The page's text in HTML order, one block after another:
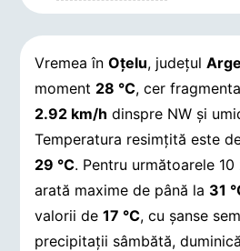
Vremea înOţelu, județul
moment 28 °C, cer
2.92 km/h dinspre NW și
Temperatura resimțită este
29 °C. Pentru următoarele
arată maxime de până la 31
valorii de17 °C, cu șanse
precipitații sâmbătă,